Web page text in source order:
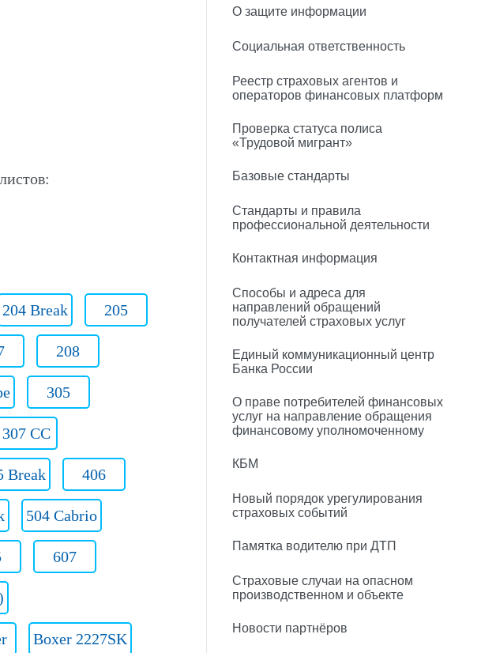
204 Break 205
208
305
307 CC
Break 406
504 Cabrio
607
Boxer 2227SK
О защите информации
Социальная ответственность
Реестр страховых агентов и
операторов финансовых платформ
Проверка статуса полиса
«Трудовой мигрант»
Базовые стандарты
Стандарты и правила
профессиональной деятельности
Контактная информация
Способы и адреса для
направлений обращений
получателей страховых услуг
Единый коммуникационный центр
Банка России
О праве потребителей финансовых
услуг на направление обращения
финансовому уполномоченному
КБМ
Новый порядок урегулирования
страховых событий
Памятка водителю при ДТП
Страховые случаи на опасном
производственном и объекте
Новости партнёров